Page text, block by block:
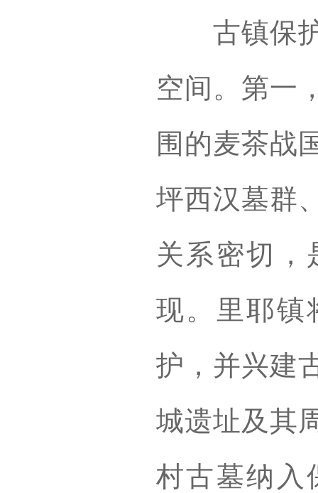
古镇保护
空间。第一
围的麦茶战
坪西汉墓群
关系密切，
现。里耶镇
护，并兴建
城遗址及其
村古墓纳入